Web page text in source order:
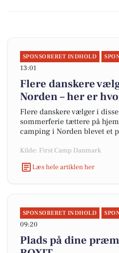
SPONSORERET INDHOLD
13:01
Flere danskere
Norden – her er
Flere danskere vælger i
sommerferie tættere på
camping i Norden blevet et
Kilde: First Camp Danmark
Læs hele artiklen her
SPONSORERET INDHOLD
09:20
Plads på dine